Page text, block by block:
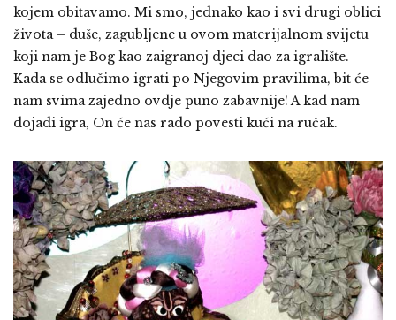
kojem obitavamo. Mi smo, jednako kao i svi drugi oblici
života – duše, zagubljene u ovom materijalnom svijetu
koji nam je Bog kao zaigranoj djeci dao za igralište.
Kada se odlučimo igrati po Njegovim pravilima, bit će
nam svima zajedno ovdje puno zabavnije! A kad nam
dojadi igra, On će nas rado povesti kući na ručak.